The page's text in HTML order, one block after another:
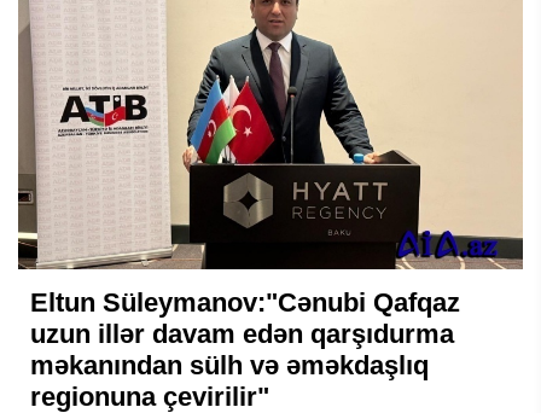
Eltun Süleymanov:"Cənubi Qafqaz
uzun illər davam edən qarşıdurma
məkanından sülh və əməkdaşlıq
regionuna çevirilir"